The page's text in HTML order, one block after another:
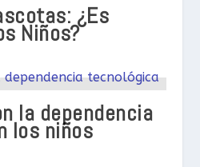
¿Es
Niños?
la dependencia
los niños